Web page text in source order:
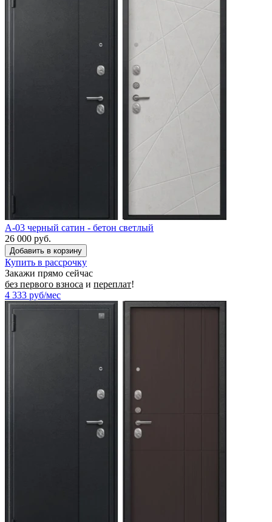
A-03 черный сатин - бетон светлый
26 000 руб.
Купить в рассрочку
Закажи прямо сейчас
без первого взноса и переплат!
4 333 руб/мес